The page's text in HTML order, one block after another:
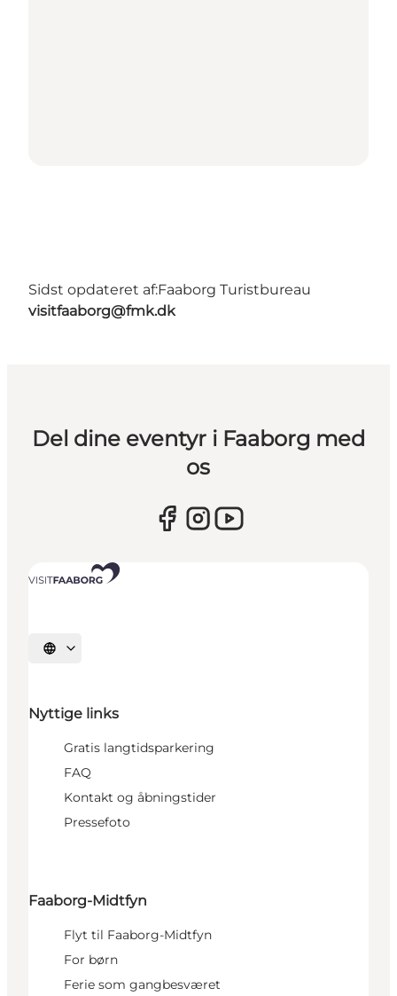
Sidst opdateret af:Faaborg Turistbureau
visitfaaborg@fmk.dk
Del dine eventyr i Faaborg med
os
Vælg sprog
Nyttige links
Gratis langtidsparkering
FAQ
Kontakt og åbningstider
Pressefoto
Faaborg-Midtfyn
Flyt til Faaborg-Midtfyn
For børn
Ferie som gangbesværet